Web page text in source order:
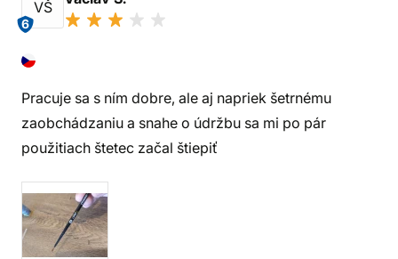
VŠ
6
Pracuje sa s ním dobre, ale aj napriek šetrnému
zaobchádzaniu a snahe o údržbu sa mi po pár
použitiach štetec začal štiepiť